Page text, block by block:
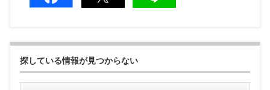
探している情報が見つからない